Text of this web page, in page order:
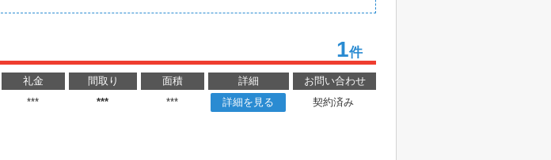
1件
礼金 間取り 面積 詳細
お問い合わせ
*** *** *** 詳細を見る
契約済み